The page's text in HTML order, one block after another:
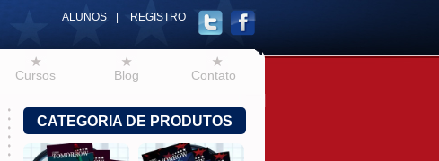
ALUNOS REGISTRO
Cursos Blog Contato
CATEGORIA DE PRODUTOS